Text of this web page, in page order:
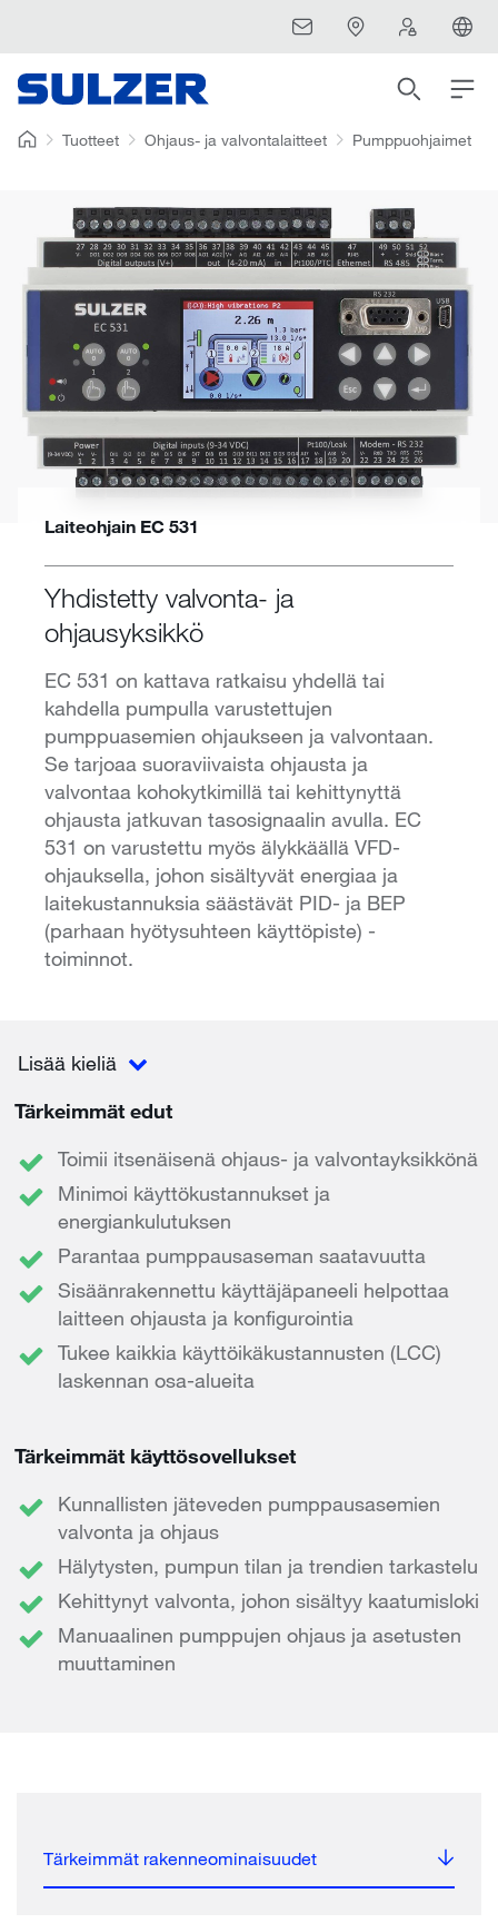
Tuotteet Ohjaus- ja valvontalaitteet Pumppuohjaimet
Laiteohjain EC 531
Yhdistetty valvonta- ja
ohjausyksikkö
EC 531 on kattava ratkaisu yhdellä tai
kahdella pumpulla varustettujen
pumppuasemien ohjaukseen ja valvontaan.
Se tarjoaa suoraviivaista ohjausta ja
valvontaa kohokytkimillä tai kehittynyttä
ohjausta jatkuvan tasosignaalin avulla. EC
531 on varustettu myös älykkäällä VFD-
ohjauksella, johon sisältyvät energiaa ja
laitekustannuksia säästävät PID- ja BEP
(parhaan hyötysuhteen käyttöpiste) -
toiminnot.
Lisää kieliä
Tärkeimmät edut
Toimii itsenäisenä ohjaus- ja valvontayksikkönä
Minimoi käyttökustannukset ja
energiankulutuksen
Parantaa pumppausaseman saatavuutta
Sisäänrakennettu käyttäjäpaneeli helpottaa
laitteen ohjausta ja konfigurointia
Tukee kaikkia käyttöikäkustannusten (LCC)
laskennan osa-alueita
Tärkeimmät käyttösovellukset
Kunnallisten jäteveden pumppausasemien
valvonta ja ohjaus
Hälytysten, pumpun tilan ja trendien tarkastelu
Kehittynyt valvonta, johon sisältyy kaatumisloki
Manuaalinen pumppujen ohjaus ja asetusten
muuttaminen
Tärkeimmät rakenneominaisuudet